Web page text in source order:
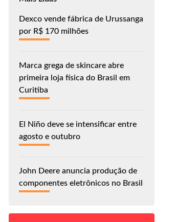
Dexco vende fábrica de Urussanga
por R$ 170 milhões
Marca grega de skincare abre
primeira loja física do Brasil em
Curitiba
El Niño deve se intensificar entre
agosto e outubro
John Deere anuncia produção de
componentes eletrônicos no Brasil